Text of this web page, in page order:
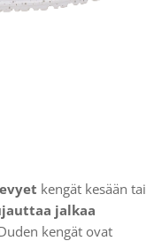
kengät kesään tai
jalkaa
kengät ovat